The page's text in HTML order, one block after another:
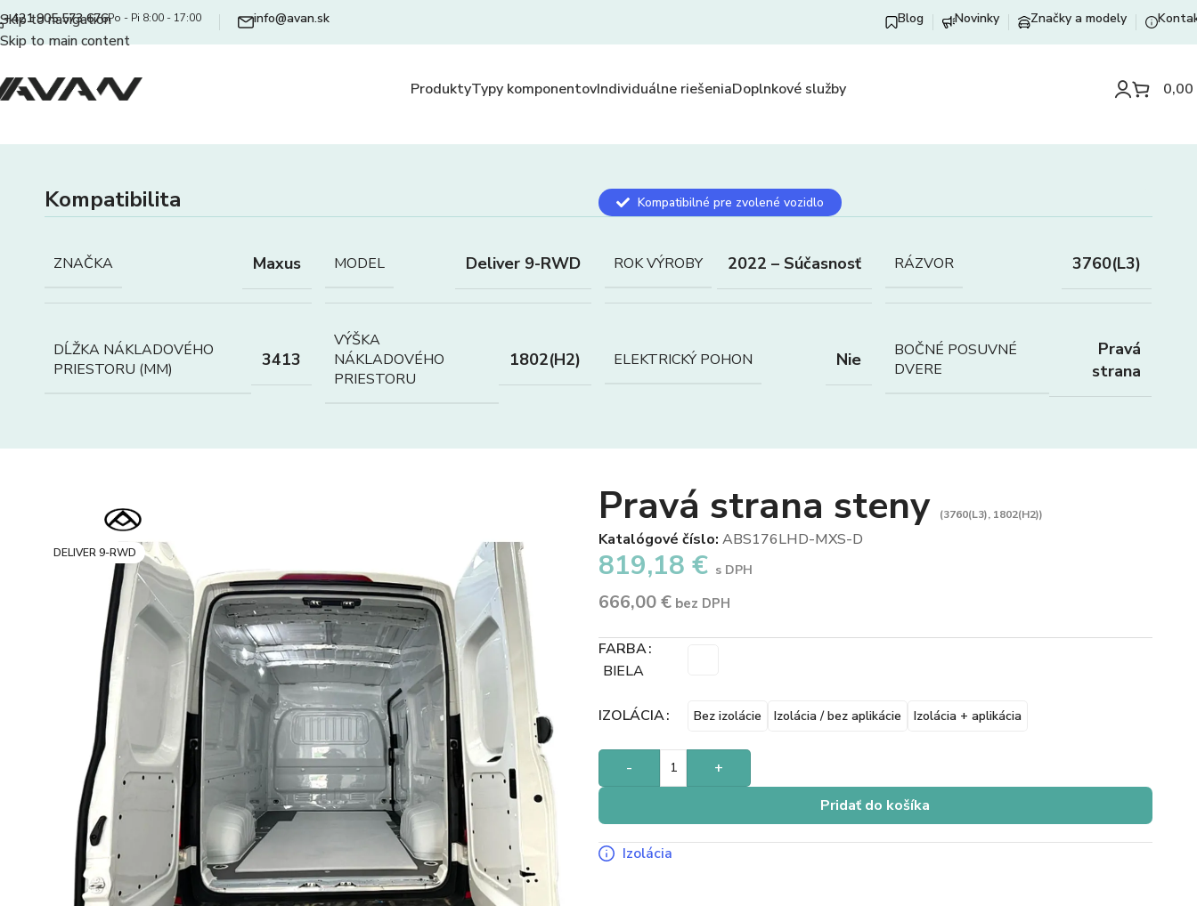
Skip to navigation
Skip to main content
+421 905 573 676Po - Pi 8:00 - 17:00 info@avan.sk Blog Novinky Značky a modely
ProduktyTypy komponentovIndividuálne riešeniaDoplnkové služby 0,00
Kompatibilita Kompatibilné pre zvolené vozidlo
ZNAČKA Maxus MODEL Deliver 9-RWD ROK VÝROBY 2022 – Súčasnosť RÁZVOR 3760(L3)
DĹŽKA NÁKLADOVÉHO
PRIESTORU (MM)
3413
VÝŠKA
NÁKLADOVÉHO
PRIESTORU
1802(H2) ELEKTRICKÝ POHON Nie
BOČNÉ POSUVNÉ
DVERE
Pravá
strana
DELIVER 9-RWD
Pravá strana steny (3760(L3), 1802(H2))
Katalógové číslo: ABS176LHD-MXS-D
819,18 € s DPH
666,00€bez DPH
FARBA
BIELA
IZOLÁCIA Bez izolácie Izolácia / bez aplikácie Izolácia + aplikácia
-
+
Pridať do košíka
Izolácia